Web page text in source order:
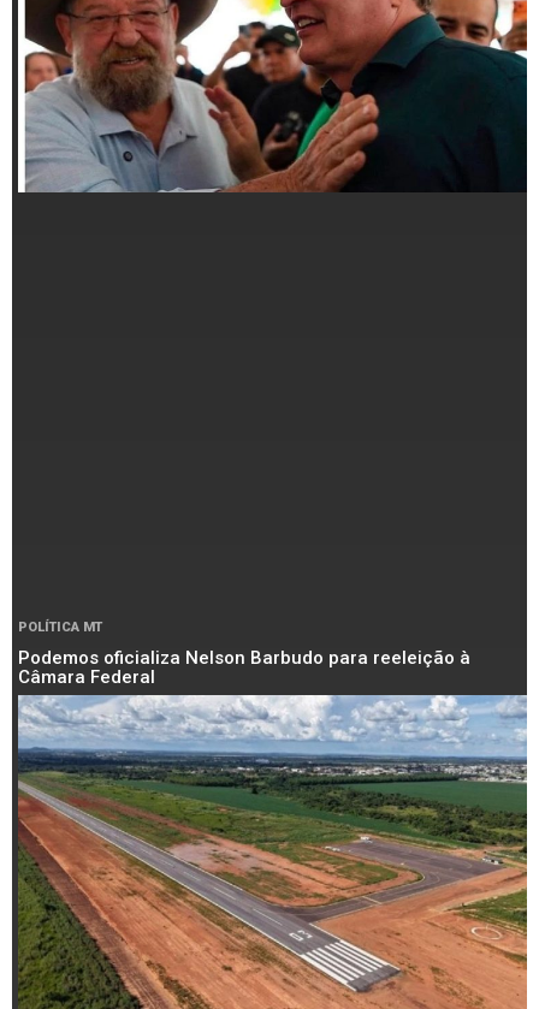
POLÍTICA MT
Podemos oficializa Nelson Barbudo para reeleição à
Câmara Federal